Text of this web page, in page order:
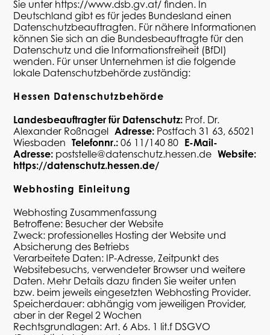
Sie unter https://www.dsb.gv.at/ finden. In
Deutschland gibt es für jedes Bundesland einen
Datenschutzbeauftragten. Für nähere Informationen
können Sie sich an die Bundesbeauftragte für den
Datenschutz und die Informationsfreiheit (BfDI)
wenden. Für unser Unternehmen ist die folgende
lokale Datenschutzbehörde zuständig:
Hessen Datenschutzbehörde
Landesbeauftragter für Datenschutz: Prof. Dr.
Alexander Roßnagel Adresse: Postfach 31 63, 65021
WiesbadenTelefonnr.: 06 11/140 80 E-Mail-
Adresse: poststelle@datenschutz.hessen.deWebsite:
https://datenschutz.hessen.de/
Webhosting Einleitung
Webhosting Zusammenfassung
Betroffene: Besucher der Website
Zweck: professionelles Hosting der Website und
Absicherung des Betriebs
Verarbeitete Daten: IP-Adresse, Zeitpunkt des
Websitebesuchs, verwendeter Browser und weitere
Daten. Mehr Details dazu finden Sie weiter unten
bzw. beim jeweils eingesetzten Webhosting Provider.
Speicherdauer: abhängig vom jeweiligen Provider,
aber in der Regel 2 Wochen
Rechtsgrundlagen: Art. 6 Abs. 1 lit.f DSGVO